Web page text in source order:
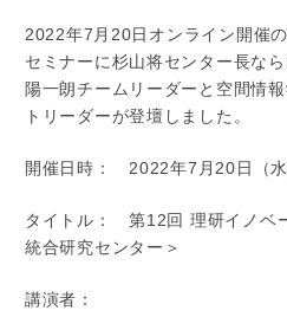
2022年7月20日オンライン開催
セミナーに杉山将センター長な
陽一朗チームリーダーと空間情
トリーダーが登壇しました。
開催日時： 2022年7月20日（
タイトル： 第12回 理研イノベ
統合研究センター＞
講演者：